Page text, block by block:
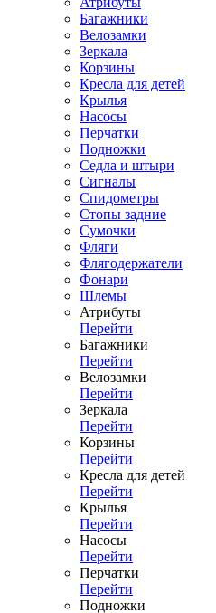
Багажники
Велозамки
Зеркала
Корзины
Кресла для детей
Крылья
Насосы
Перчатки
Подножки
Седла и штыри
Сигналы
Спидометры
Стопы задние
Сумочки
Фляги
Флягодержатели
Фонари
Шлемы
Атрибуты
Перейти
Багажники
Перейти
Велозамки
Перейти
Зеркала
Перейти
Корзины
Перейти
Кресла для детей
Перейти
Крылья
Перейти
Насосы
Перейти
Перчатки
Перейти
Подножки